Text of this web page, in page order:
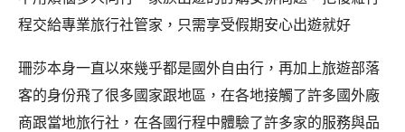
程交給專業旅行社管家，只需享受假期安心出遊就好
珊莎本身一直以來幾乎都是國外自由行，再加上旅遊部落
客的身份飛了很多國家跟地區，在各地接觸了許多國外廠
商跟當地旅行社，在各國行程中體驗了許多家的服務與品